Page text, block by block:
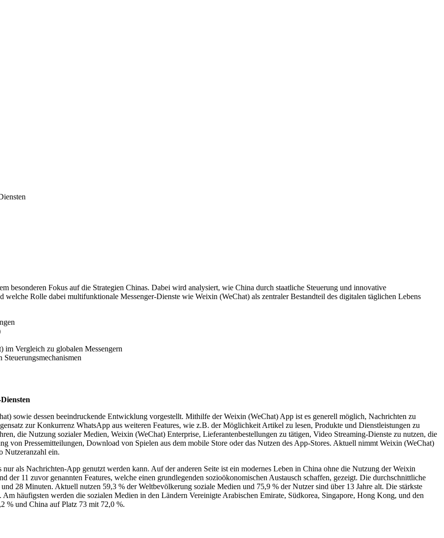
besonderen Fokus auf die Strategien Chinas. Dabei wird analysiert, wie China durch staatliche Steuerung und innovative
Rolle dabei multifunktionale Messenger-Dienste wie Weixin (WeChat) als zentraler Bestandteil des digitalen täglichen Lebens
Vergleich zu globalen Messengern
sowie dessen beeindruckende Entwicklung vorgestellt. Mithilfe der Weixin (WeChat) App ist es generell möglich, Nachrichten zu
zur Konkurrenz WhatsApp aus weiteren Features, wie z.B. der Möglichkeit Artikel zu lesen, Produkte und Dienstleistungen zu
die Nutzung sozialer Medien, Weixin (WeChat) Enterprise, Lieferantenbestellungen zu tätigen, Video Streaming-Dienste zu nutzen, die
von Pressemitteilungen, Download von Spielen aus dem mobile Store oder das Nutzen des App-Stores. Aktuell nimmt Weixin (WeChat)
Nutzeranzahl ein.
als Nachrichten-App genutzt werden kann. Auf der anderen Seite ist ein modernes Leben in China ohne die Nutzung der Weixin
der 11 zuvor genannten Features, welche einen grundlegenden sozioökonomischen Austausch schaffen, gezeigt. Die durchschnittliche
28 Minuten. Aktuell nutzen 59,3 % der Weltbevölkerung soziale Medien und 75,9 % der Nutzer sind über 13 Jahre alt. Die stärkste
häufigsten werden die sozialen Medien in den Ländern Vereinigte Arabischen Emirate, Südkorea, Singapore, Hong Kong, und den
% und China auf Platz 73 mit 72,0 %.